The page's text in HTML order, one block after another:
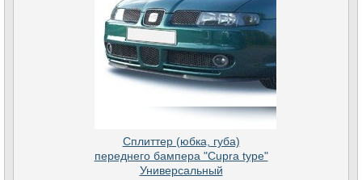
Сплиттер (юбка, губа)
переднего бампера "Cupra type"
Универсальный